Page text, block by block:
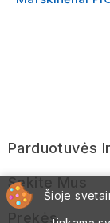
Parduotuvės
Sekite Mus
Prekės
Šioje